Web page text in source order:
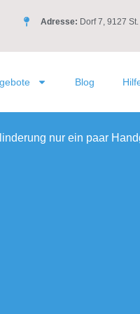
Adresse: Dorf 7, 9127 St.
Blog
nur ein paar